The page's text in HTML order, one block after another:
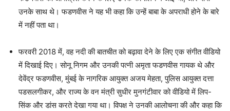
उनके साथ थे। फडणवीस ने यह भी कहा कि उन्हें बाबा के अपराधी होने के बारे
में नहीं पता था।
फरवरी 2018 में, वह नदी की बातचीत को बढ़ावा देने के लिए एक संगीत वीडियो
में दिखाई दिए। सोनू निगम और उनकी पत्नी अमृता फडणवीस गायक थे और
देवेंद्र फडणवीस, मुंबई के नागरिक आयुक्त अजय मेहता, पुलिस आयुक्त दत्ता
पडसलगीकर, और राज्य के वन मंत्री सुधीर मुनगंटीवार को वीडियो में लिप-
सिंक और डांस करते देखा गया था। विपक्ष ने उनकी आलोचना की और कहा कि